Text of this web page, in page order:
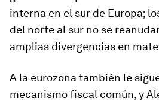
interna en el sur de Europa;
del norte al sur no se
amplias divergencias en
A la eurozona también le
mecanismo fiscal común, y